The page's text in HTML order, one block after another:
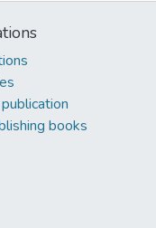
books